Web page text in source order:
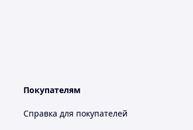
Покупателям
Справка для покупателей